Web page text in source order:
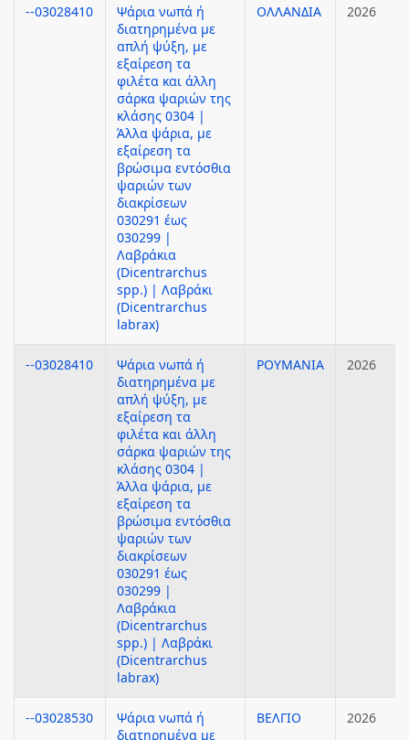
--03028410
Ψάρια νωπά ή
διατηρημένα με
απλή ψύξη, με
εξαίρεση τα
φιλέτα και άλλη
σάρκα ψαριών της
κλάσης 0304 |
Άλλα ψάρια, με
εξαίρεση τα
βρώσιμα εντόσθια
ψαριών των
διακρίσεων
030291 έως
030299 |
Λαβράκια
(Dicentrarchus
spp.) | Λαβράκι
(Dicentrarchus
labrax)
ΟΛΛΑΝΔΙΑ 2026
--03028410
Ψάρια νωπά ή
διατηρημένα με
απλή ψύξη, με
εξαίρεση τα
φιλέτα και άλλη
σάρκα ψαριών της
κλάσης 0304 |
Άλλα ψάρια, με
εξαίρεση τα
βρώσιμα εντόσθια
ψαριών των
διακρίσεων
030291 έως
030299 |
Λαβράκια
(Dicentrarchus
spp.) | Λαβράκι
(Dicentrarchus
labrax)
ΡΟΥΜΑΝΙΑ 2026
--03028530
Ψάρια νωπά ή
διατηρημένα με
ΒΕΛΓΙΟ 2026